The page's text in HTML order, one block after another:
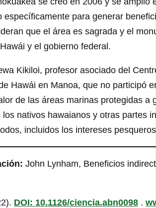
específicamente para generar
que el área es sagrada y el
y el gobierno federal.
Kikiloi, profesor asociado del
Hawái en Manoa, que no participó
de las áreas marinas protegidas
los nativos hawaianos y otras partes
incluidos los intereses
John Lynham, Beneficios
DOI: 10.1126/ciencia.abn0098 .